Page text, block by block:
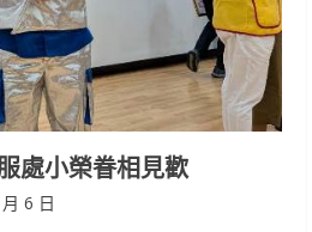
處小榮眷相見歡
6 日